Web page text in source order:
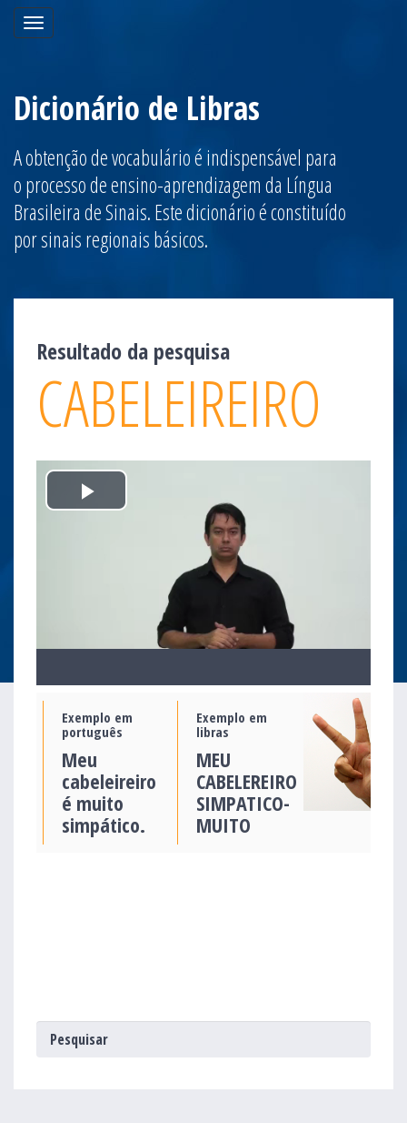
Toggle
navigation
Dicionário de Libras
A obtenção de vocabulário é indispensável para
o processo de ensino-aprendizagem da Língua
Brasileira de Sinais. Este dicionário é constituído
por sinais regionais básicos.
Resultado da pesquisa
CABELEIREIRO
Play
Exemplo em
português
Meu
cabeleireiro
é muito
simpático.
Exemplo em
libras
MEU
CABELEREIRO
SIMPATICO-
MUITO